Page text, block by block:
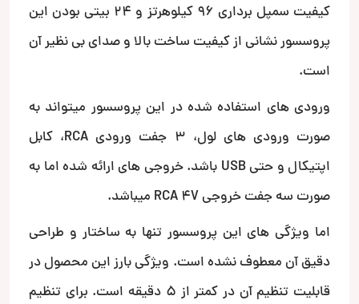
کیفیت سمپل برداری 96 کیلوهرتز و 24 بیتی بودن این
پروسسور نشانی از کیفیت ساخت بالا و صدای بی نظیر آن
است.
ورودی های استفاده شده در این پروسسور میتواند به
صورت ورودی های لول، 3 جفت ورودی RCA، کابل
اپتیکال و حتی USB باشد. خروجی های ارائه شده اما به
صورت سه جفت خروجی RCA 4V میباشد.
اما ویژگی های این پروسسور تنها به ساختار و طراحی
دقیق آن معطوف نشده است. ویژگی بارز این محصول در
قابلیت تنظیم آن در کمتر از 5 دقیقه است. برای تنظیم